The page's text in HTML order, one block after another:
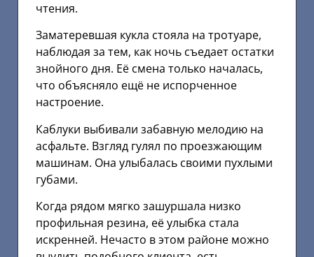
чтения.
Заматеревшая кукла стояла на тротуаре,
наблюдая за тем, как ночь съедает остатки
знойного дня. Её смена только началась,
что объясняло ещё не испорченное
настроение.
Каблуки выбивали забавную мелодию на
асфальте. Взгляд гулял по проезжающим
машинам. Она улыбалась своими пухлыми
губами.
Когда рядом мягко зашуршала низко
профильная резина, её улыбка стала
искренней. Нечасто в этом районе можно